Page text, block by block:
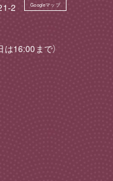
2 Googleマップ
16:00まで）